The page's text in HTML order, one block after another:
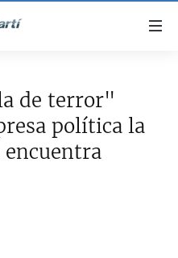
de terror"
política la
encuentra